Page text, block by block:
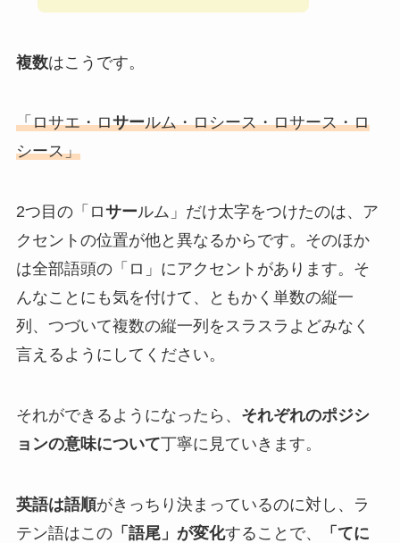
複数はこうです。
「ロサエ・ロサールム・ロシース・ロサース・ロ
シース」
2つ目の「ロサールム」だけ太字をつけたのは、ア
クセントの位置が他と異なるからです。そのほか
は全部語頭の「ロ」にアクセントがあります。そ
んなことにも気を付けて、ともかく単数の縦一
列、つづいて複数の縦一列をスラスラよどみなく
言えるようにしてください。
それができるようになったら、 それぞれのポジシ
ョンの意味について丁寧に見ていきます。
英語は語順がきっちり決まっているのに対し、ラ
テン語はこの「語尾」が変化することで、
「てに